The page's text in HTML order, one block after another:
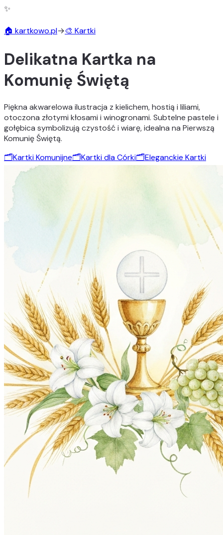
✨
🏠 kartkowo.pl→🎨 Kartki
Delikatna Kartka na
Komunię Świętą
Piękna akwarelowa ilustracja z kielichem, hostią i liliami,
otoczona złotymi kłosami i winogronami. Subtelne pastele i
gołębica symbolizują czystość i wiarę, idealna na Pierwszą
Komunię Świętą.
🗂️Kartki Komunijne🗂️Kartki dla Córki🗂️Eleganckie Kartki